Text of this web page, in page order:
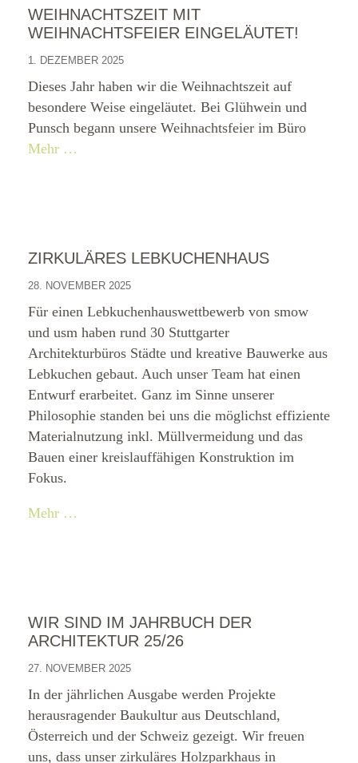
WEIHNACHTSZEIT MIT
WEIHNACHTSFEIER EINGELÄUTET!
1. DEZEMBER 2025
Dieses Jahr haben wir die Weihnachtszeit auf
besondere Weise eingeläutet. Bei Glühwein und
Punsch begann unsere Weihnachtsfeier im Büro
Mehr …
ZIRKULÄRES LEBKUCHENHAUS
28. NOVEMBER 2025
Für einen Lebkuchenhauswettbewerb von smow
und usm haben rund 30 Stuttgarter
Architekturbüros Städte und kreative Bauwerke aus
Lebkuchen gebaut. Auch unser Team hat einen
Entwurf erarbeitet. Ganz im Sinne unserer
Philosophie standen bei uns die möglichst effiziente
Materialnutzung inkl. Müllvermeidung und das
Bauen einer kreislauffähigen Konstruktion im
Fokus.
Mehr …
WIR SIND IM JAHRBUCH DER
ARCHITEKTUR 25/26
27. NOVEMBER 2025
In der jährlichen Ausgabe werden Projekte
herausragender Baukultur aus Deutschland,
Österreich und der Schweiz gezeigt. Wir freuen
uns, dass unser zirkuläres Holzparkhaus in